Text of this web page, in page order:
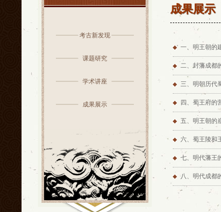
考古新发现
课题研究
学术讲座
成果展示
成果展示
一、明王朝的
二、封藩成都
三、明朝历代
四、蜀王府的
五、明王朝的
六、蜀王陵和
七、明代藩王
八、明代成都